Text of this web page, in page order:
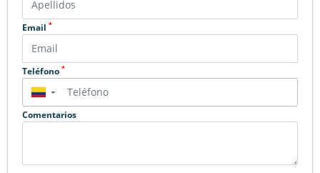
Email *
Teléfono *
▼
Comentarios